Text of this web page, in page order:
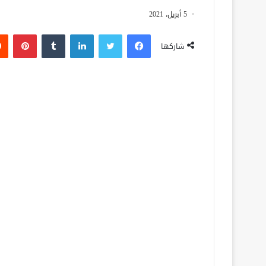
5 أبريل، 2021
شاركها
فيسبوك لينكدإن بينتيريست